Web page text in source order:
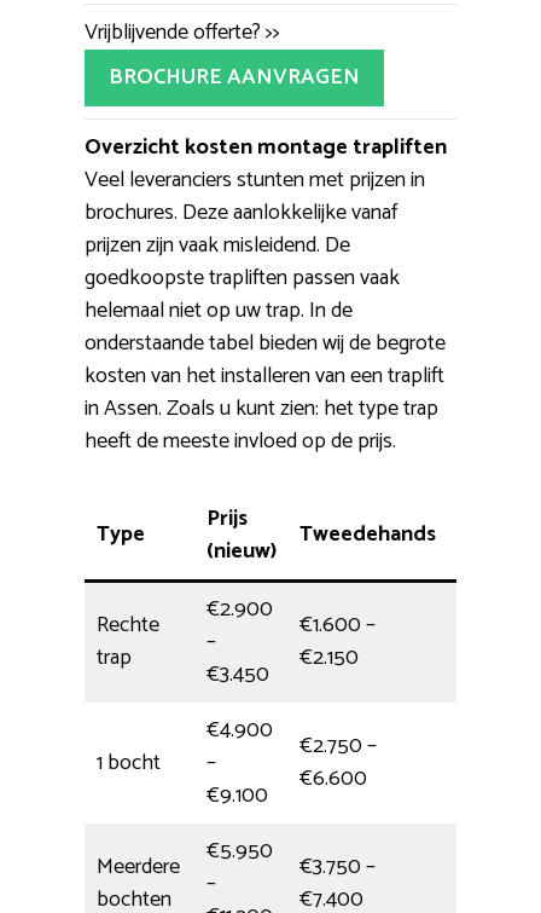
Vrijblijvende offerte? >>
BROCHURE AANVRAGEN
Overzicht kosten montage trapliften
Veel leveranciers stunten met prijzen in
brochures. Deze aanlokkelijke vanaf
prijzen zijn vaak misleidend. De
goedkoopste trapliften passen vaak
helemaal niet op uw trap. In de
onderstaande tabel bieden wij de begrote
kosten van het installeren van een traplift
in Assen. Zoals u kunt zien: het type trap
heeft de meeste invloed op de prijs.
Type
Prijs
(nieuw)
Tweedehands
Rechte
trap
€2.900
–
€3.450
€1.600 –
€2.150
1 bocht
€4.900
–
€9.100
€2.750 –
€6.600
Meerdere
bochten
€5.950
–
€3.750 –
€7.400